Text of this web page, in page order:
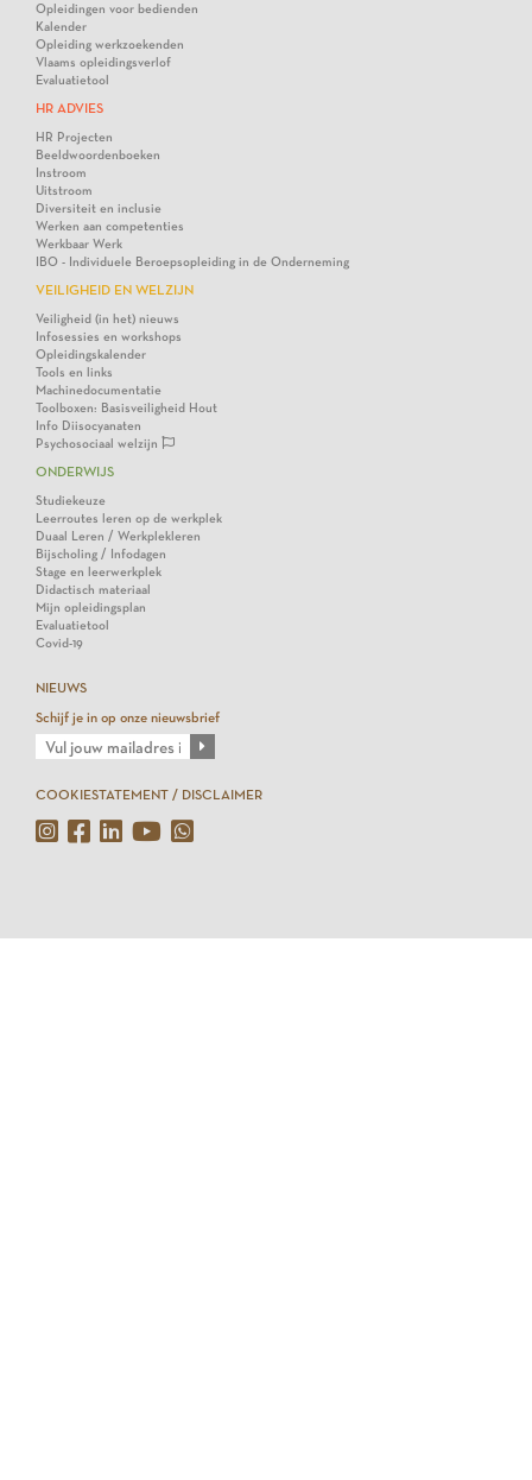
Opleidingen voor bedienden
Kalender
Opleiding werkzoekenden
Vlaams opleidingsverlof
Evaluatietool
HR ADVIES
HR Projecten
Beeldwoordenboeken
Instroom
Uitstroom
Diversiteit en inclusie
Werken aan competenties
Werkbaar Werk
IBO - Individuele Beroepsopleiding in de Onderneming
VEILIGHEID EN WELZIJN
Veiligheid (in het) nieuws
Infosessies en workshops
Opleidingskalender
Tools en links
Machinedocumentatie
Toolboxen: Basisveiligheid Hout
Info Diisocyanaten
Psychosociaal welzijn
ONDERWIJS
Studiekeuze
Leerroutes leren op de werkplek
Duaal Leren / Werkplekleren
Bijscholing / Infodagen
Stage en leerwerkplek
Didactisch materiaal
Mijn opleidingsplan
Evaluatietool
Covid-19
NIEUWS
Schijf je in op onze nieuwsbrief
COOKIESTATEMENT / DISCLAIMER